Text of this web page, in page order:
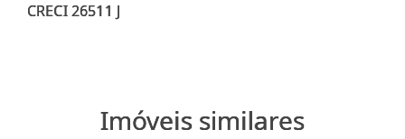
Imóveis similares